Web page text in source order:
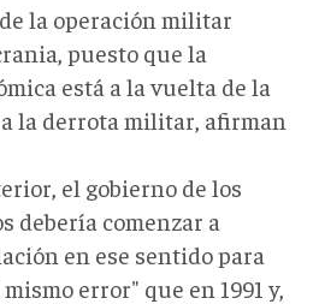
la operación militar
puesto que la
está a la vuelta de la
la derrota militar, afirman
el gobierno de los
debería comenzar a
en ese sentido para
error" que en 1991 y,